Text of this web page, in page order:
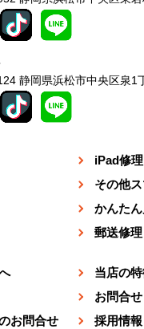
静岡県浜松市中央区泉1
iPad修理
その他
かんた
郵送修理
当店の
お問合せ
お問合せ
採用情報